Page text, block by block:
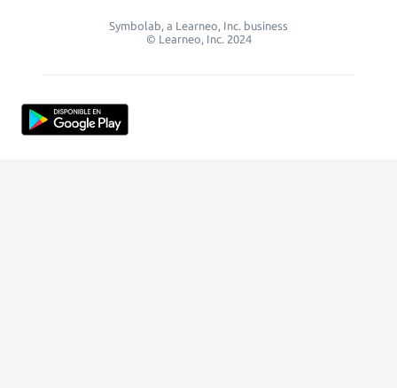
Symbolab, a Learneo, Inc. business
© Learneo, Inc. 2024